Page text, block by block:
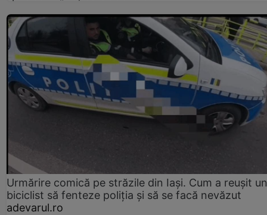
Urmărire comică pe străzile din Iași. Cum a reușit un
biciclist să fenteze poliția și să se facă nevăzut
adevarul.ro